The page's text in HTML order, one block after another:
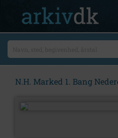
N.H. Marked 1. Bang